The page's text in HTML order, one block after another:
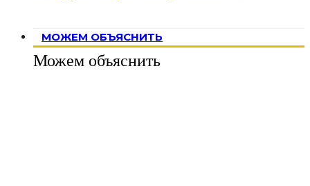
МОЖЕМ ОБЪЯСНИТЬ
Можем объяснить